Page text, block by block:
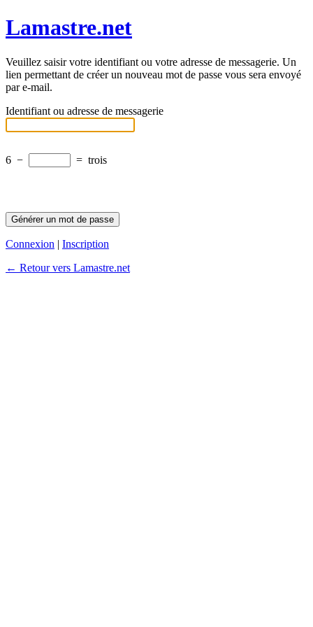
Lamastre.net
Veuillez saisir votre identifiant ou votre adresse de messagerie. Un
lien permettant de créer un nouveau mot de passe vous sera envoyé
par e-mail.
Identifiant ou adresse de messagerie
6 − = trois
Connexion | Inscription
← Retour vers Lamastre.net